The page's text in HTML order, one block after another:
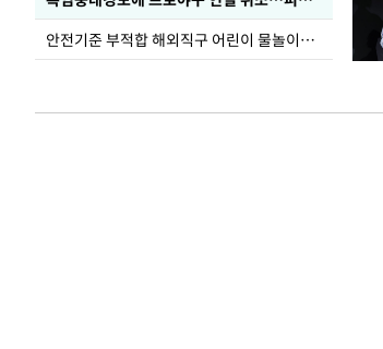
안전기준 부적합 해외직구 어린이 물놀이용품 판매 중단 요청한 서울시